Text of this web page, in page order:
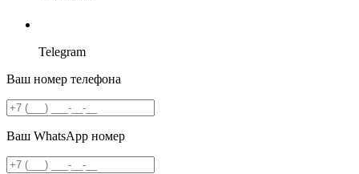
Telegram
Ваш номер телефона
Ваш WhatsApp номер